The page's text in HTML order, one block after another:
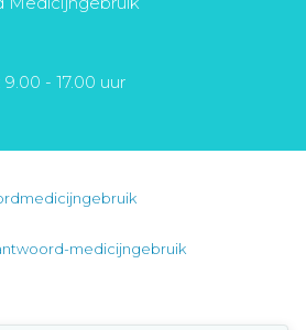
- 17.00 uur
medicijngebruik